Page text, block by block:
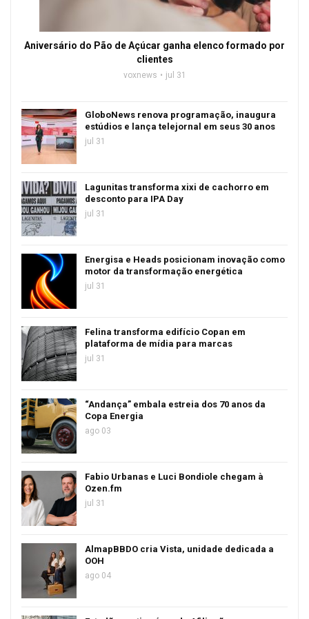
Aniversário do Pão de Açúcar ganha elenco formado por
clientes
voxnews jul 31
GloboNews renova programação, inaugura
estúdios e lança telejornal em seus 30 anos
jul 31
Lagunitas transforma xixi de cachorro em
desconto para IPA Day
jul 31
Energisa e Heads posicionam inovação como
motor da transformação energética
jul 31
Felina transforma edifício Copan em
plataforma de mídia para marcas
jul 31
“Andança” embala estreia dos 70 anos da
Copa Energia
ago 03
Fabio Urbanas e Luci Bondiole chegam à
Ozen.fm
jul 31
AlmapBBDO cria Vista, unidade dedicada a
OOH
ago 04